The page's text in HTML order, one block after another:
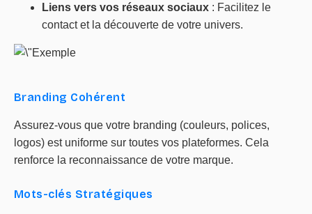
Liens vers vos réseaux sociaux : Facilitez le
contact et la découverte de votre univers.
Branding Cohérent
Assurez-vous que votre branding (couleurs, polices,
logos) est uniforme sur toutes vos plateformes. Cela
renforce la reconnaissance de votre marque.
Mots-clés Stratégiques